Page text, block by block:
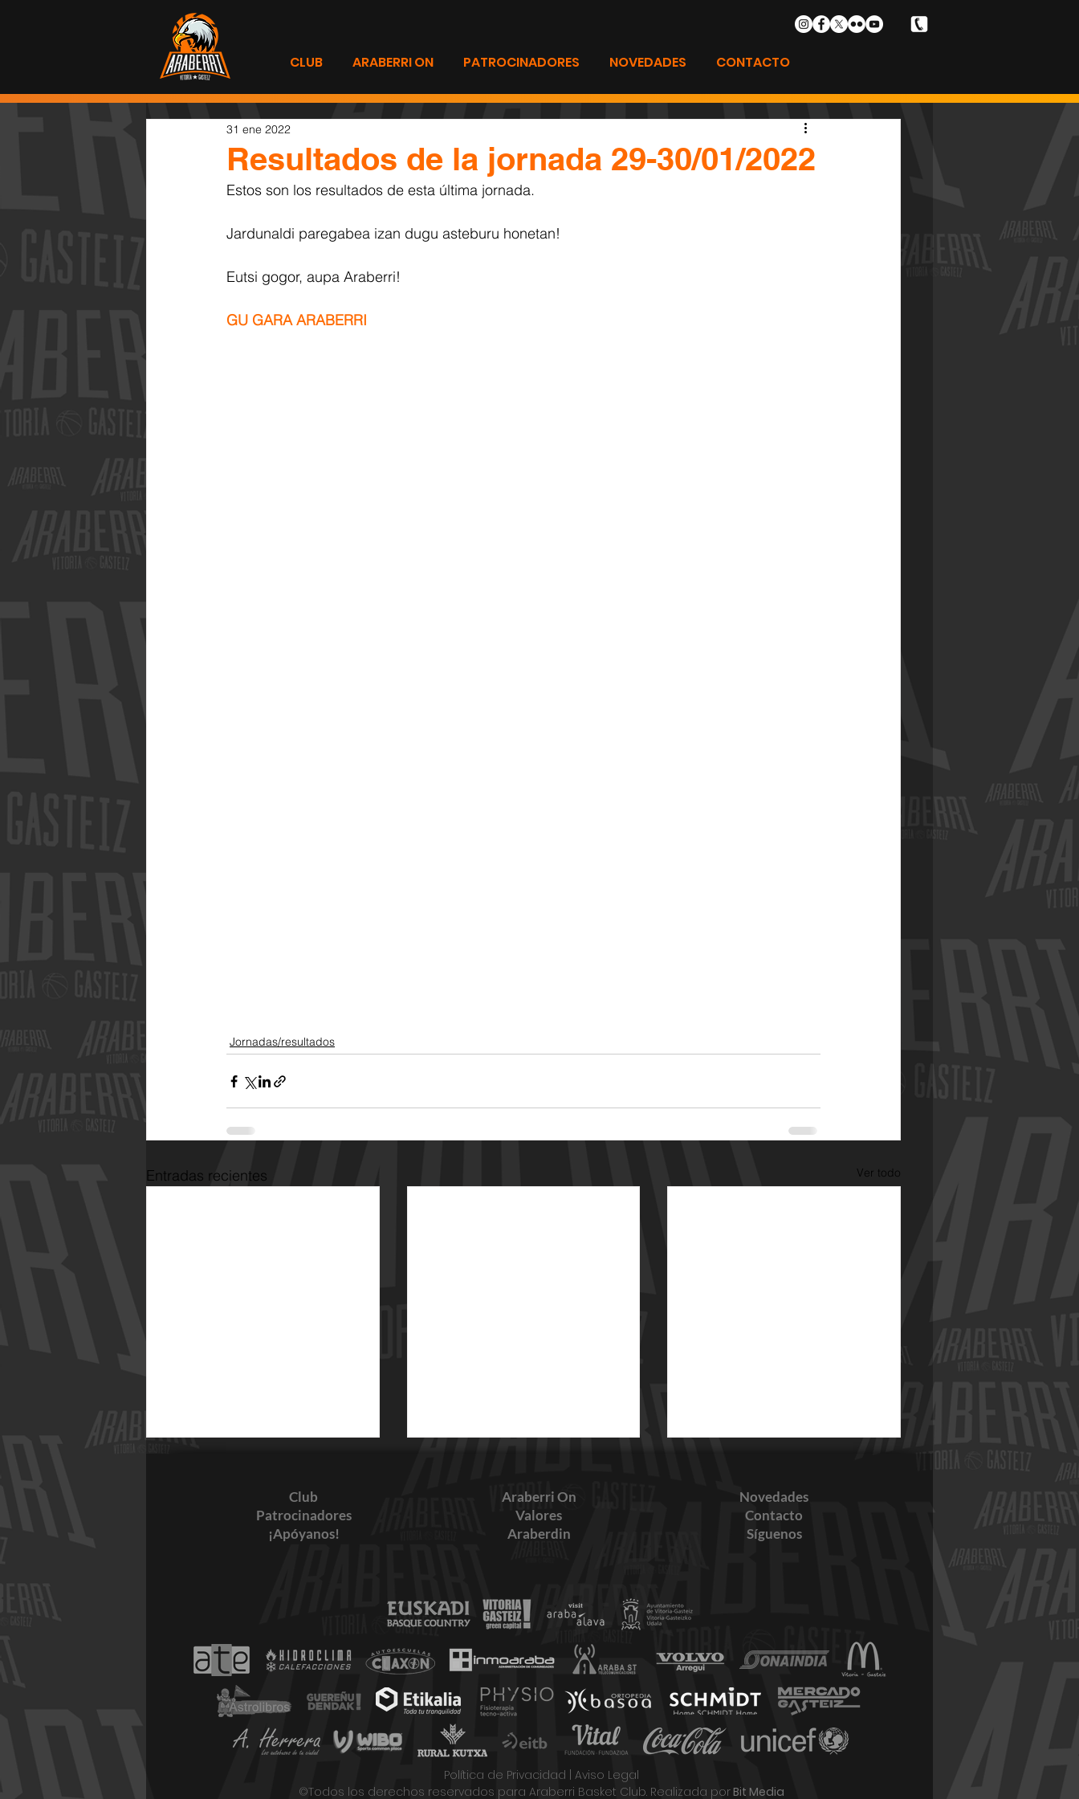
CLUB ARABERRI ON PATROCINADORES NOVEDADES CONTACTO
Resultados de la jornada 29-30/01/2022
31 ene 2022
Estos son los resultados de esta última jornada.
Jardunaldi paregabea izan dugu asteburu honetan!
Eutsi gogor, aupa Araberri!
GU GARA ARABERRI
Jornadas/resultados
Entradas recientes Ver todo
Club
Patrocinadores
¡Apóyanos!
Araberri On
Valores
Araberdin
Novedades
Contacto
Síguenos
Política de Privacidad Aviso Legal
©Todos los derechos reservados para Araberri Basket Club. Realizada porBit Media